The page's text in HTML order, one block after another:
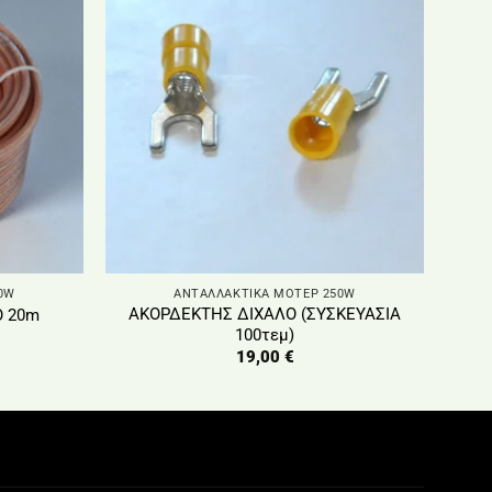
20m
ΑΝΤΑΛΛΑΚΤΙΚΑ ΜΟΤΕΡ 250W
ΑΚΟΡΔΕΚΤΗΣ ΔΙΧΑΛΟ (ΣΥΣΚΕΥΑΣΙΑ
100τεμ)
19,00 €